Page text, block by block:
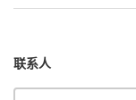
联系人